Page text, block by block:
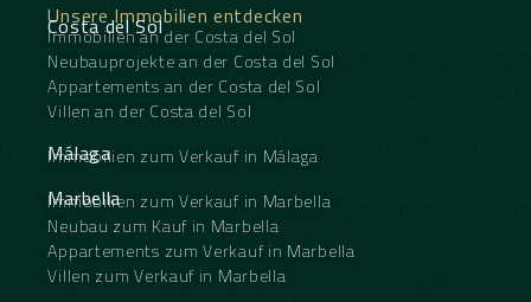
Unsere Immobilien entdecken
Costa del Sol
Immobilien an der Costa del Sol
Neubauprojekte an der Costa del Sol
Appartements an der Costa del Sol
Villen an der Costa del Sol
Málaga
Immobilien zum Verkauf in Málaga
Marbella
Immobilien zum Verkauf in Marbella
Neubau zum Kauf in Marbella
Appartements zum Verkauf in Marbella
Villen zum Verkauf in Marbella